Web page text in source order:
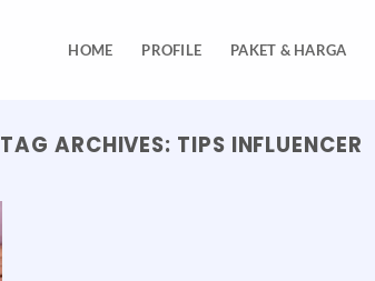
HOME PROFILE PAKET & HARGA
TAG ARCHIVES: TIPS INFLUENCER